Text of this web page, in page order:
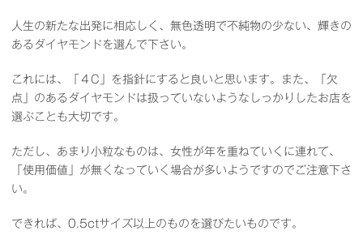
人生の新たな出発に相応しく、無色透明で不純物の少ない、輝きの
あるダイヤモンドを選んで下さい。
これには、「４C」を指針にすると良いと思います。また、「欠
点」のあるダイヤモンドは扱っていないようなしっかりしたお店を
選ぶことも大切です。
ただし、あまり小粒なものは、女性が年を重ねていくに連れて、
「使用価値」が無くなっていく場合が多いようですのでご注意下さ
い。
できれば、0.5ctサイズ以上のものを選びたいものです。